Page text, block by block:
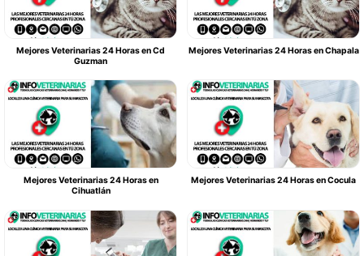
Mejores Veterinarias 24 Horas en Cd
Guzman
Mejores Veterinarias 24 Horas en Chapala
Mejores Veterinarias 24 Horas en
Cihuatlán
Mejores Veterinarias 24 Horas en Cocula